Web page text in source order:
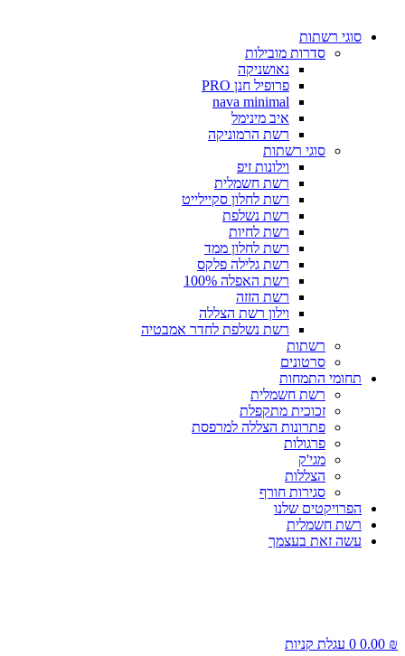
סוגי רשתות
סדרות מובילות
נאושניקה
פרופיל חנן PRO
nava minimal
איב מינימל
רשת הרמוניקה
סוגי רשתות
וילונות זיפ
רשת חשמלית
רשת לחלון סקיילייט
רשת נשלפת
רשת לחיות
רשת לחלון ממד
רשת גלילה פלקס
רשת האפלה 100%
רשת הזזה
וילון רשת הצללה
רשת נשלפת לחדר אמבטיה
רשתות
סרטונים
תחומי התמחות
רשת חשמלית
זכוכית מתקפלת
פתרונות הצללה למרפסת
פרגולות
מגי'ק
הצללות
סגירות חורף
הפרויקטים שלנו
רשת חשמלית
עשה זאת בעצמך
0.00 ₪
0 עגלת קניות